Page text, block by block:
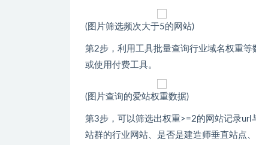
(图片筛选频次大于5的网站)
第2步，利用工具批量查询行业域名权重
或使用付费工具。
(图片查询的爱站权重数据)
第3步，可以筛选出权重>=2的网站记录
站群的行业网站、是否是建造师垂直站点